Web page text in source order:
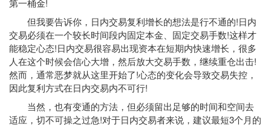
第一桶金!
但我要告诉你，日内交易复利增长的想法是行不通的!日内
交易必须在一个较长时间段内固定本金、固定交易手数!这样才
能稳定心态!日内交易很容易出现资本在短期内快速增长，很多
人在这个时候会信心大增，然后放大交易手数，继续重仓出击!
然而，通常恶梦就从这里开始了!心态的变化会导致交易失控，
因此复利方式在日内交易内不可行!
当然，也有变通的方法，但必须留出足够的时间和空间去
适应，切不可操之过急!对于日内交易者来说，建议最短3个月的